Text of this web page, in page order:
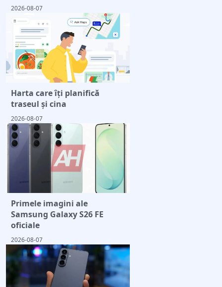
2026-08-07
Harta care îți planifică
traseul și cina
2026-08-07
Primele imagini ale
Samsung Galaxy S26 FE
oficiale
2026-08-07